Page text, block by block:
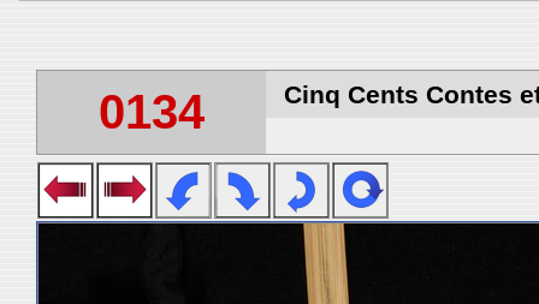
0134 Cinq Cents Contes